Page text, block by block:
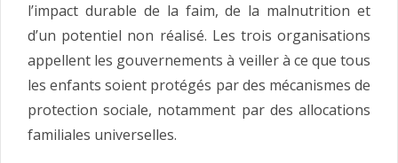
l’impact durable de la faim, de la malnutrition et
d’un potentiel non réalisé. Les trois organisations
appellent les gouvernements à veiller à ce que tous
les enfants soient protégés par des mécanismes de
protection sociale, notamment par des allocations
familiales universelles.